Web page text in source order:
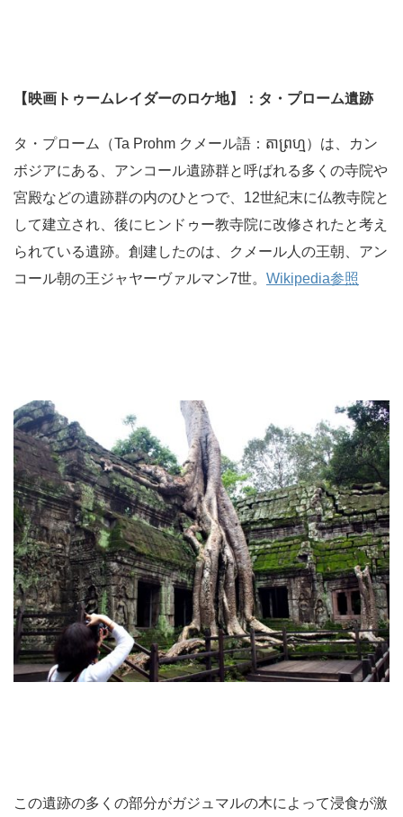
【映画トゥームレイダーのロケ地】： タ・プローム遺跡
タ・プローム（Ta Prohm クメール語：តាព្រហ្ម）は、カン
ボジアにある、アンコール遺跡群と呼ばれる多くの寺院や
宮殿などの遺跡群の内のひとつで、12世紀末に仏教寺院と
して建立され、後にヒンドゥー教寺院に改修されたと考え
られている遺跡。創建したのは、クメール人の王朝、アン
コール朝の王ジャヤーヴァルマン7世。 Wikipedia参照
この遺跡の多くの部分がガジュマルの木によって浸食が激